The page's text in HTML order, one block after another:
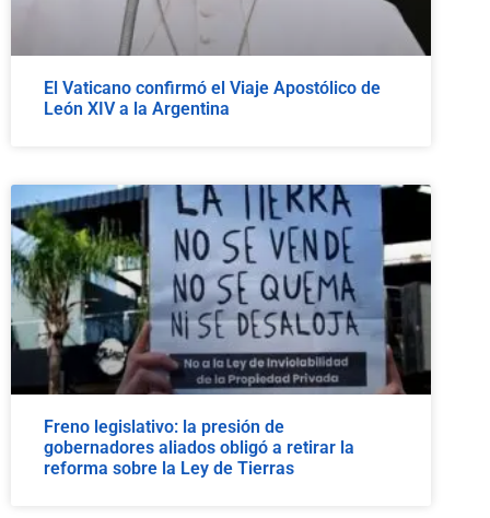
El Vaticano confirmó el Viaje Apostólico de
León XIV a la Argentina
Freno legislativo: la presión de
gobernadores aliados obligó a retirar la
reforma sobre la Ley de Tierras